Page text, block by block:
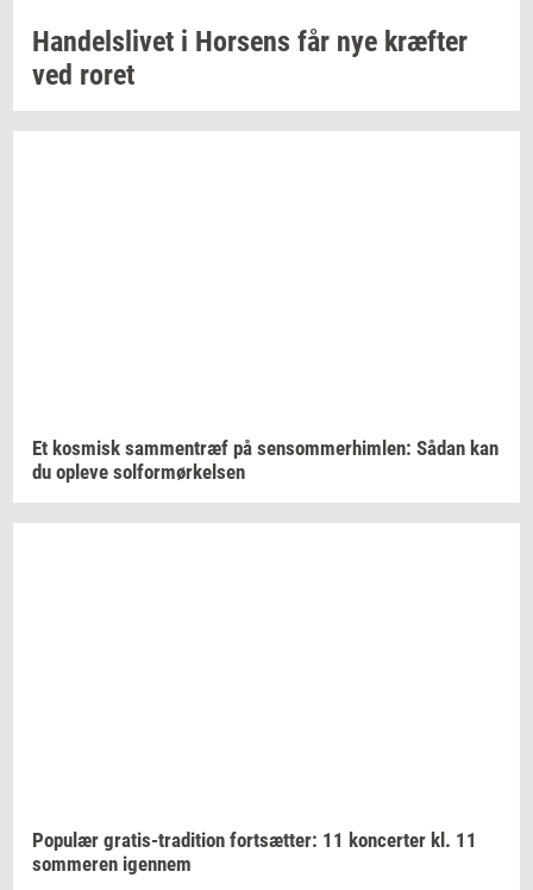
Han­dels­li­vet i Hor­sens får nye kræf­ter
ved roret
Et kos­misk sam­men­træf på sen­som­mer­him­len: Sådan kan
du op­le­ve sol­for­mør­kel­sen
Po­pu­lær gratis-​tradition fort­sæt­ter: 11 kon­cer­ter kl. 11
som­me­ren igen­nem